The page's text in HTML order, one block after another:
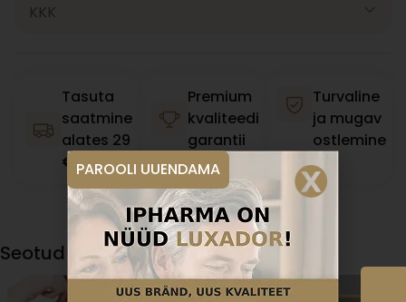
KKK
Tasuta
saatmine
alates 29
€
Premium
kvaliteedi
garantii
Turvaline
ja mugav
ostlemine
Seotud artiklid
PAROOLI UUENDAMA